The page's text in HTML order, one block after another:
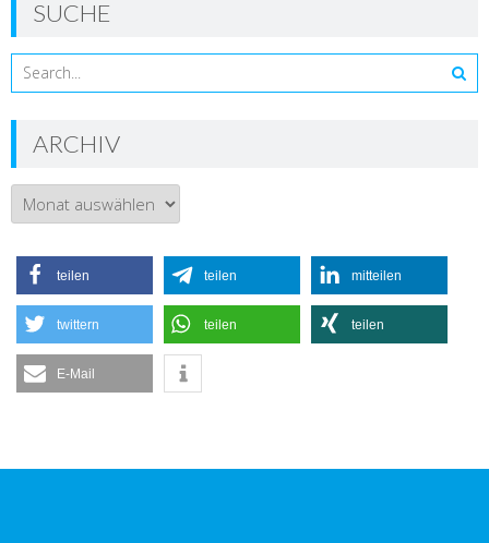
SUCHE
ARCHIV
Archiv
teilen teilen mitteilen
twittern teilen teilen
E-Mail